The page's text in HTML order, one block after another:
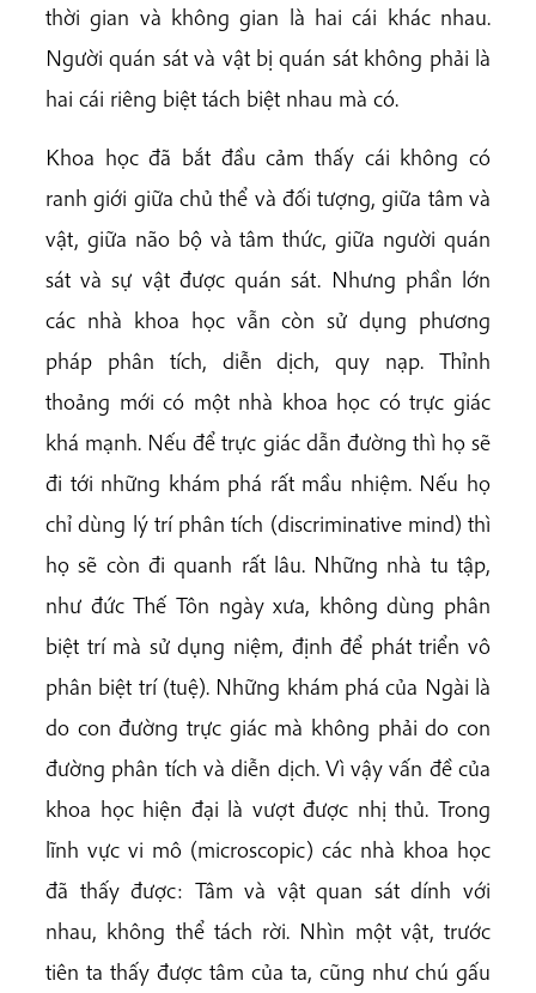
thời gian và không gian là hai cái khác nhau.
Người quán sát và vật bị quán sát không phải là
hai cái riêng biệt tách biệt nhau mà có.
Khoa học đã bắt đầu cảm thấy cái không có
ranh giới giữa chủ thể và đối tượng, giữa tâm và
vật, giữa não bộ và tâm thức, giữa người quán
sát và sự vật được quán sát. Nhưng phần lớn
các nhà khoa học vẫn còn sử dụng phương
pháp phân tích, diễn dịch, quy nạp. Thỉnh
thoảng mới có một nhà khoa học có trực giác
khá mạnh. Nếu để trực giác dẫn đường thì họ sẽ
đi tới những khám phá rất mầu nhiệm. Nếu họ
chỉ dùng lý trí phân tích (discriminative mind) thì
họ sẽ còn đi quanh rất lâu. Những nhà tu tập,
như đức Thế Tôn ngày xưa, không dùng phân
biệt trí mà sử dụng niệm, định để phát triển vô
phân biệt trí (tuệ). Những khám phá của Ngài là
do con đường trực giác mà không phải do con
đường phân tích và diễn dịch. Vì vậy vấn đề của
khoa học hiện đại là vượt được nhị thủ. Trong
lĩnh vực vi mô (microscopic) các nhà khoa học
đã thấy được: Tâm và vật quan sát dính với
nhau, không thể tách rời. Nhìn một vật, trước
tiên ta thấy được tâm của ta, cũng như chú gấu